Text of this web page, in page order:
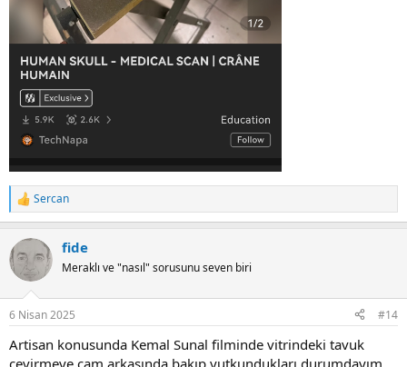
R
e
c
t
i
s
Sercan
fide
Meraklı ve "nasıl" sorusunu seven biri
6 Nisan 2025 #14
Artisan konusunda Kemal Sunal filminde vitrindeki tavuk
çevirmeye cam arkasında bakıp yutkundukları durumdayım.